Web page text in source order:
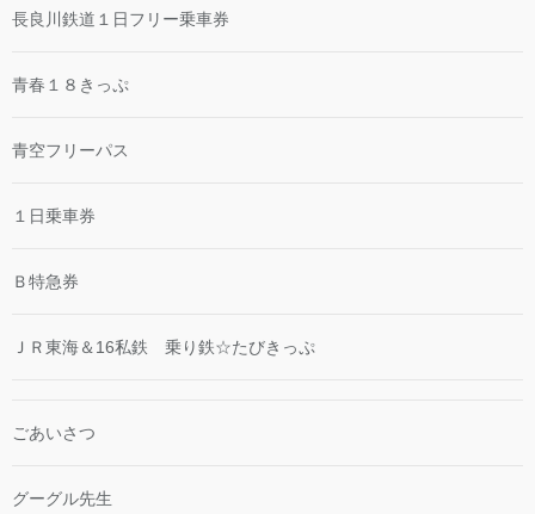
長良川鉄道１日フリー乗車券
青春１８きっぷ
青空フリーパス
１日乗車券
Ｂ特急券
ＪＲ東海＆16私鉄 乗り鉄☆たびきっぷ
ごあいさつ
グーグル先生